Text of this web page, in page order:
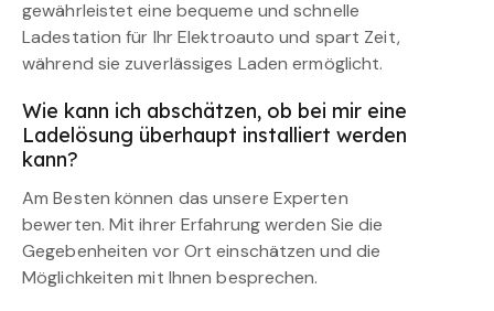
gewährleistet eine bequeme und schnelle
Ladestation für Ihr Elektroauto und spart Zeit,
während sie zuverlässiges Laden ermöglicht.
Wie kann ich abschätzen, ob bei mir eine
Ladelösung überhaupt installiert werden
kann?
Am Besten können das unsere Experten
bewerten. Mit ihrer Erfahrung werden Sie die
Gegebenheiten vor Ort einschätzen und die
Möglichkeiten mit Ihnen besprechen.